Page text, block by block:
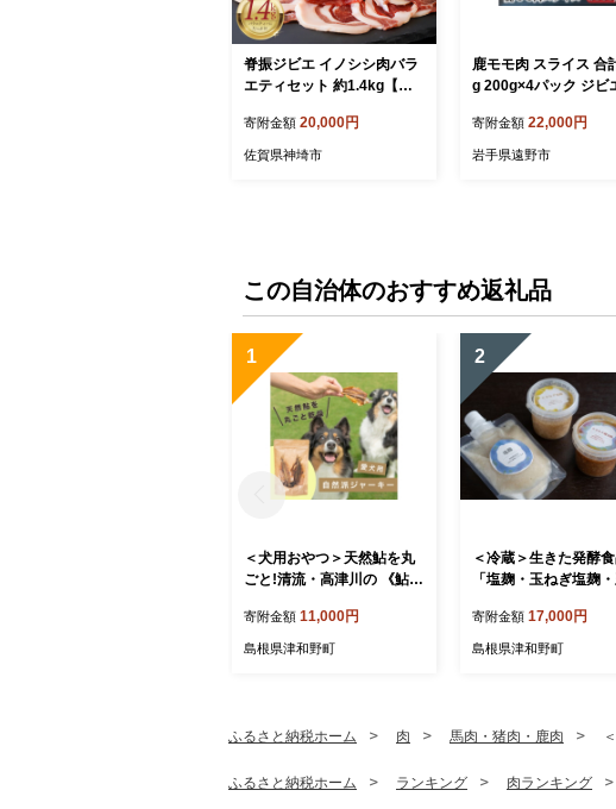
脊振ジビエ イノシシ肉バラ
エティセット 約1.4kg【脊
ンチ カレー 鍋 セット】(H0
59118)
寄附金額 20,000円
佐賀県神埼市
鹿モモ肉 スライス 合
g 200g×4パック ジビ
【1581833】
寄附金額 22,000円
岩手県遠野市
この自治体のおすすめ返礼品
1
＜犬用おやつ＞天然鮎を丸
ごと!清流・高津川の 《鮎ジ
物不使用)【1762174】
寄附金額 11,000円
島根県津和野町
2
＜冷蔵＞生きた発酵
「塩麹・玉ねぎ塩麹
5467】
寄附金額 17,000円
島根県津和野町
ふるさと納税ホーム 肉 馬肉・猪肉・鹿肉
ふるさと納税ホーム ランキング 肉ランキング